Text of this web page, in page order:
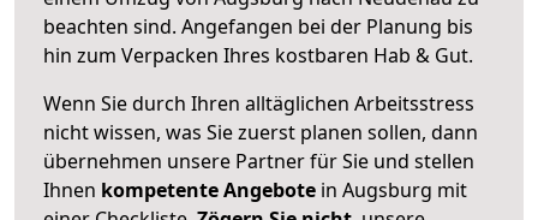
beachten sind. Angefangen bei der Planung bis
hin zum Verpacken Ihres kostbaren Hab & Gut.
Wenn Sie durch Ihren alltäglichen Arbeitsstress
nicht wissen, was Sie zuerst planen sollen, dann
übernehmen unsere Partner für Sie und stellen
Ihnen kompetente Angebote in Augsburg mit